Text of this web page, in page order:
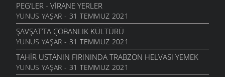
PEG’LER - VIRANE YERLER
YUNUS YAŞAR - 31 TEMMUZ 2021
ŞAVŞAT’TA ÇOBANLIK KÜLTÜRÜ
YUNUS YAŞAR - 31 TEMMUZ 2021
TAHIR USTANIN FIRININDA TRABZON HELVASI YEMEK
YUNUS YAŞAR - 31 TEMMUZ 2021